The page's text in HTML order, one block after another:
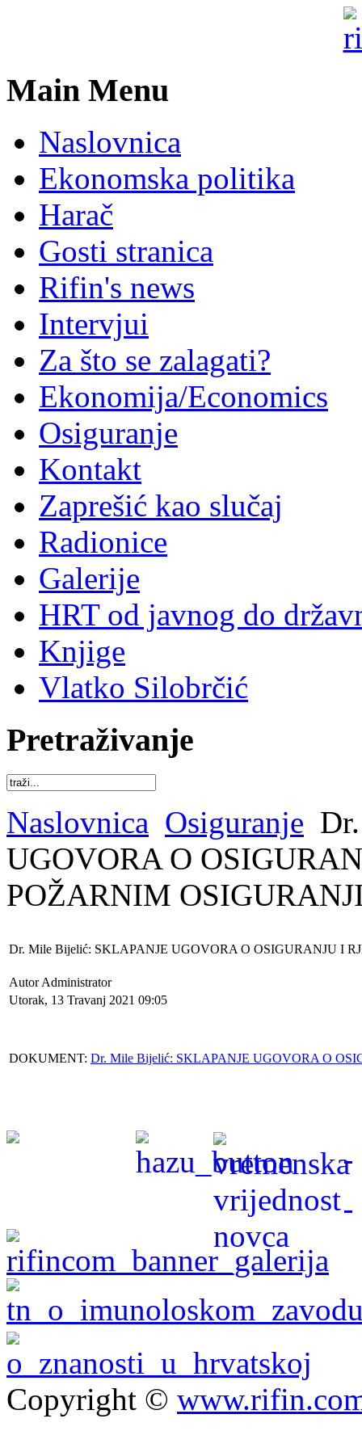
Main Menu
Naslovnica
Ekonomska politika
Harač
Gosti stranica
Rifin's news
Intervjui
Za što se zalagati?
Ekonomija/Economics
Osiguranje
Kontakt
Zaprešić kao slučaj
Radionice
Galerije
HRT od javnog do
Knjige
Vlatko Silobrčić
Pretraživanje
Naslovnica Osiguranje
UGOVORA O
POŽARNIM
Dr. Mile Bijelić: SKLAPANJE UGOVORA O OSIGURANJU I
Autor Administrator
Utorak, 13 Travanj 2021 09:05
DOKUMENT: Dr. Mile Bijelić: SKLAPANJE UGOVORA O
Copyright ©